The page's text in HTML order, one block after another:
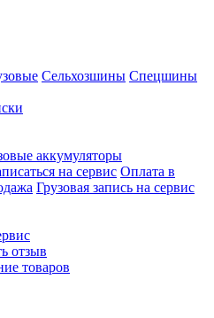
Сельхозшины Спецшины
аккумуляторы
на сервис Оплата в
Грузовая запись на сервис
отзыв
товаров